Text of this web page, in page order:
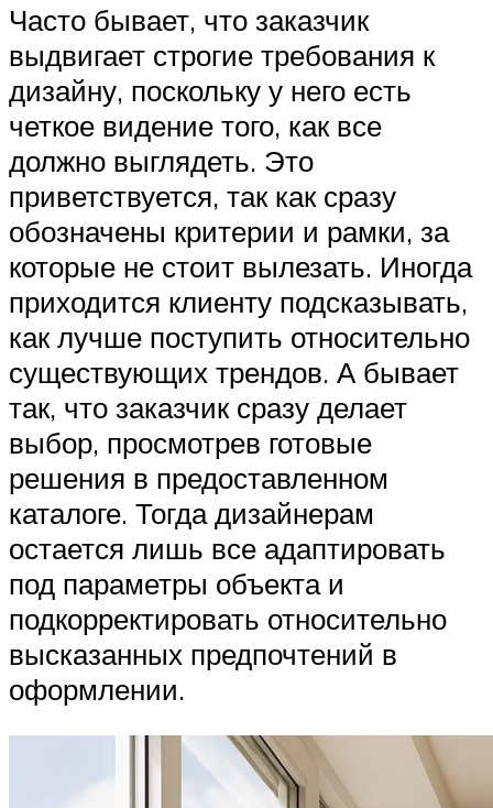
Часто бывает, что заказчик
выдвигает строгие требования к
дизайну, поскольку у него есть
четкое видение того, как все
должно выглядеть. Это
приветствуется, так как сразу
обозначены критерии и рамки, за
которые не стоит вылезать. Иногда
приходится клиенту подсказывать,
как лучше поступить относительно
существующих трендов. А бывает
так, что заказчик сразу делает
выбор, просмотрев готовые
решения в предоставленном
каталоге. Тогда дизайнерам
остается лишь все адаптировать
под параметры объекта и
подкорректировать относительно
высказанных предпочтений в
оформлении.